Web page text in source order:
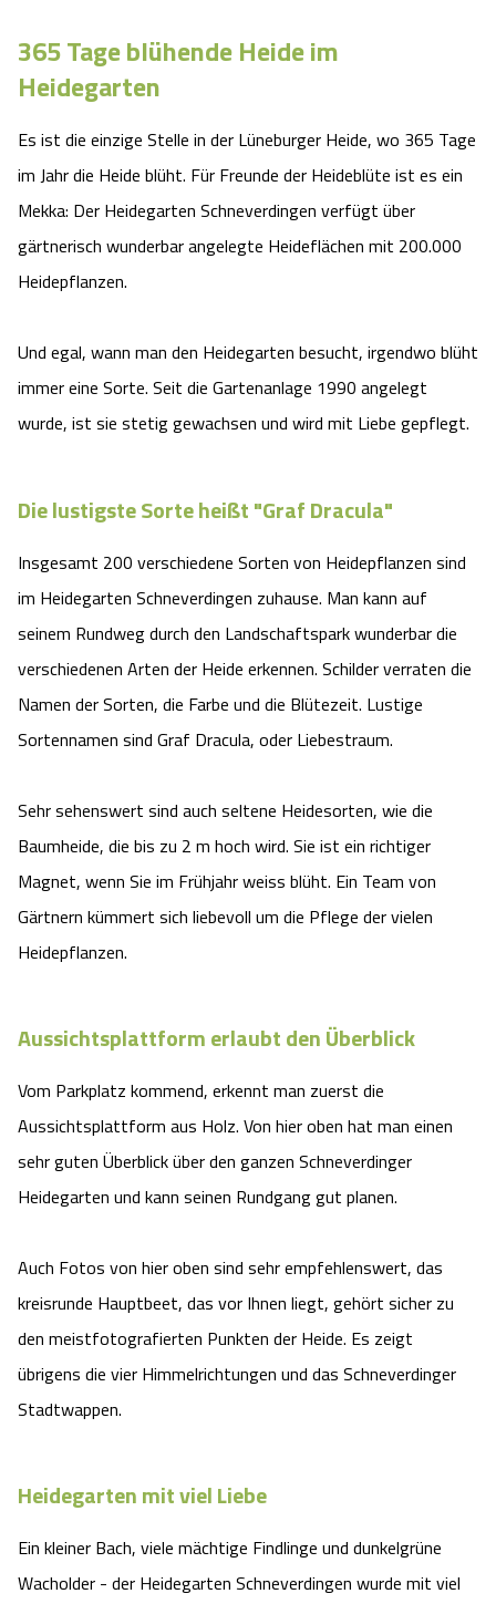
Urlaub auf dem Bauernhof
Urlaub mit Hund
Last Minute
Kataloge
Videos
Kontakt
Regionale Küche
Tiere
Unterkünfte
Landschaftsführungen
Veranstaltungen
Wildpark Schwarze Berge
Wildpark Müden
Ralf Schumacher Kart & Bowl
Das verrückte Haus
Adventure District Bispingen
Unterkünfte
Ausflugsziele
Veranstaltungen
Shopping Celle
Unterkünfte Celle
365 Tage blühende Heide im
Heidegarten
Es ist die einzige Stelle in der Lüneburger Heide, wo 365 Tage
im Jahr die Heide blüht. Für Freunde der Heideblüte ist es ein
Mekka: Der Heidegarten Schneverdingen verfügt über
gärtnerisch wunderbar angelegte Heideflächen mit 200.000
Heidepflanzen.
Und egal, wann man den Heidegarten besucht, irgendwo blüht
immer eine Sorte. Seit die Gartenanlage 1990 angelegt
wurde, ist sie stetig gewachsen und wird mit Liebe gepflegt.
Die lustigste Sorte heißt "Graf Dracula"
Insgesamt 200 verschiedene Sorten von Heidepflanzen sind
im Heidegarten Schneverdingen zuhause. Man kann auf
seinem Rundweg durch den Landschaftspark wunderbar die
verschiedenen Arten der Heide erkennen. Schilder verraten die
Namen der Sorten, die Farbe und die Blütezeit. Lustige
Sortennamen sind Graf Dracula, oder Liebestraum.
Sehr sehenswert sind auch seltene Heidesorten, wie die
Baumheide, die bis zu 2 m hoch wird. Sie ist ein richtiger
Magnet, wenn Sie im Frühjahr weiss blüht. Ein Team von
Gärtnern kümmert sich liebevoll um die Pflege der vielen
Heidepflanzen.
Aussichtsplattform erlaubt den Überblick
Vom Parkplatz kommend, erkennt man zuerst die
Aussichtsplattform aus Holz. Von hier oben hat man einen
sehr guten Überblick über den ganzen Schneverdinger
Heidegarten und kann seinen Rundgang gut planen.
Auch Fotos von hier oben sind sehr empfehlenswert, das
kreisrunde Hauptbeet, das vor Ihnen liegt, gehört sicher zu
den meistfotografierten Punkten der Heide. Es zeigt
übrigens die vier Himmelrichtungen und das Schneverdinger
Stadtwappen.
Heidegarten mit viel Liebe
Ein kleiner Bach, viele mächtige Findlinge und dunkelgrüne
Wacholder - der Heidegarten Schneverdingen wurde mit viel